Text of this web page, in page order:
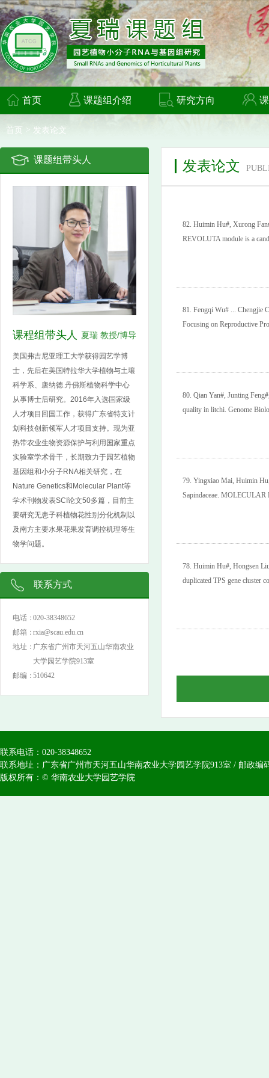
首页 课题组介绍 研究方向
首页 > 发表论文
课题组带头人
课程组带头人 夏瑞 教授/博导
美国弗吉尼亚理工大学获得园艺学博
士，先后在美国特拉华大学植物与土壤
科学系、唐纳德.丹佛斯植物科学中心
从事博士后研究。2016年入选国家级
人才项目回国工作，获得广东省特支计
划科技创新领军人才项目支持。现为亚
热带农业生物资源保护与利用国家重点
实验室学术骨干，长期致力于园艺植物
基因组和小分子RNA相关研究，在
Nature Genetics和Molecular Plant等
学术刊物发表SCI论文50多篇，目前主
要研究无患子科植物花性别分化机制以
及南方主要水果花果发育调控机理等生
物学问题。
联系方式
电话：020-38348652
邮箱：rxia@scau.edu.cn
地址：广东省广州市天河五山华南农业
大学园艺学院913室
邮编：510642
发表论文
82. Huimin Hu#, Xurong
REVOLUTA module is a
81. Fengqi Wu# ... Chengjie
Focusing on Reproductive
80. Qian Yan#, Junting
quality in litchi. Genome
79. Yingxiao Mai, Huimin
Sapindaceae.
78. Huimin Hu#, Hongsen
duplicated TPS gene cluster
联系电话：020-38348652
联系地址：广东省广州市天河五山华南农业大学园艺学院913室 / 邮政编
版权所有：© 华南农业大学园艺学院